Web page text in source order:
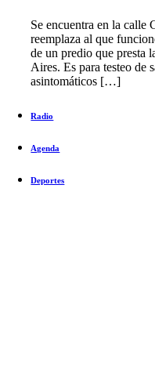
Se encuentra en la calle
reemplaza al que
de un predio que presta
Aires. Es para testeo de
asintomáticos […]
Radio
Agenda
Deportes